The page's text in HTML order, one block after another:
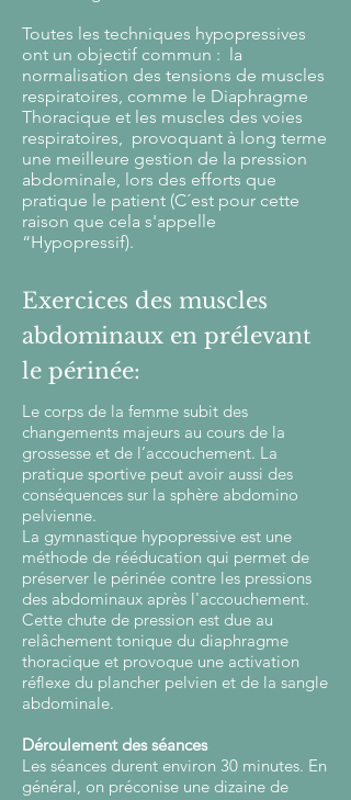
Toutes les techniques hypopressives
ont un objectif commun : la
normalisation des tensions de muscles
respiratoires, comme le Diaphragme
Thoracique et les muscles des voies
respiratoires, provoquant à long terme
une meilleure gestion de la pression
abdominale, lors des efforts que
pratique le patient (C´est pour cette
raison que cela s'appelle
“Hypopressif).
Exercices des muscles
abdominaux en prélevant
le périnée:
Le corps de la femme subit des
changements majeurs au cours de la
grossesse et de l’accouchement. La
pratique sportive peut avoir aussi des
conséquences sur la sphère abdomino
pelvienne.
La gymnastique hypopressive est une
méthode de rééducation qui permet de
préserver le périnée contre les pressions
des abdominaux après l'accouchement.
Cette chute de pression est due au
relâchement tonique du diaphragme
thoracique et provoque une activation
réflexe du plancher pelvien et de la sangle
abdominale.
Déroulement des séances
Les séances durent environ 30 minutes. En
général, on préconise une dizaine de